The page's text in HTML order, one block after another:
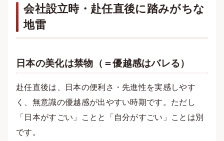
会社設立時・赴任直後に踏みがちな
地雷
日本の美化は禁物（＝優越感はバレる）
赴任直後は、日本の便利さ・先進性を実感しやす
く、無意識の優越感が出やすい時期です。ただし
「日本がすごい」ことと「自分がすごい」ことは別
です。